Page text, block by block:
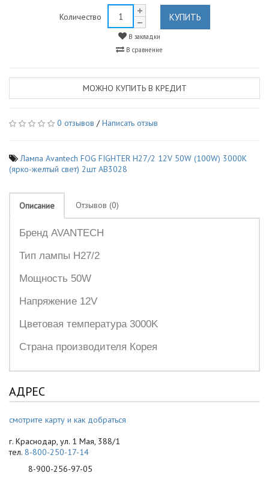
Количество КУПИТЬ
В закладки
В сравнение
МОЖНО КУПИТЬ В КРЕДИТ
0 отзывов /Написать отзыв
Лампа Avantech FOG FIGHTER H27/2 12V 50W (100W) 3000K
(ярко-желтый свет) 2шт AB3028
Описание Отзывов (0)
Бренд AVANTECH
Тип лампы H27/2
Мощность 50W
Напряжение 12V
Цветовая температура 3000K
Страна производителя Корея
АДРЕС
смотрите карту и как добраться
г. Краснодар, ул. 1 Мая, 388/1
тел. 8-800-250-17-14
8-900-256-97-05